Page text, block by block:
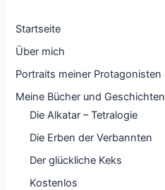
Startseite
Über mich
Portraits meiner Protagonisten
Meine Bücher und Geschichten
Die Alkatar – Tetralogie
Die Erben der Verbannten
Der glückliche Keks
Kostenlos